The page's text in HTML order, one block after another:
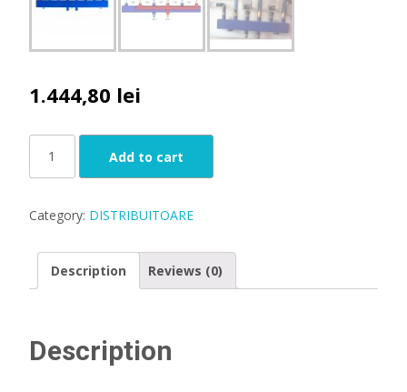
1.444,80 lei
3
quantity
Add to cart
Category: DISTRIBUITOARE
Description Reviews (0)
Description